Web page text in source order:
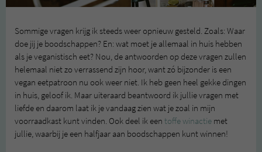
Sommige vragen krijg ik steeds weer opnieuw gesteld. Zoals: Waar
doe jij je boodschappen? En: wat moet je allemaal in huis hebben
als je veganistisch eet? Nou, de antwoorden op deze vragen zullen
helemaal niet zo verrassend zijn hoor, want zó bijzonder is een
vegan eetpatroon nu ook weer niet. Ik heb geen heel gekke dingen
in huis, geloof ik. Maar uiteraard beantwoord ik jullie vragen met
liefde en daarom laat ik je vandaag zien wat je zoal in mijn
voorraadkast kunt vinden. Ook deel ik een toffe winactie met
jullie, waarbij je een halfjaar aan boodschappen kunt winnen!